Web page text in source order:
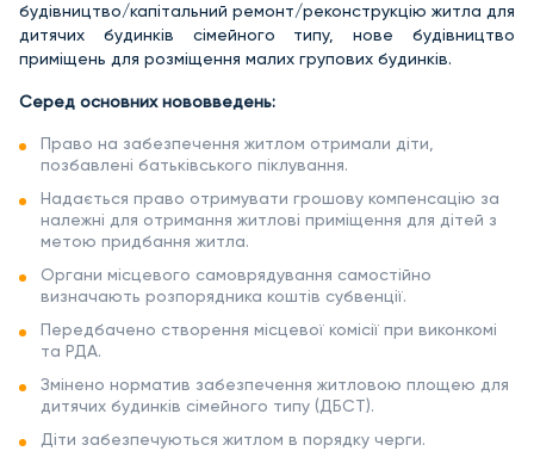
будівництво/капітальний ремонт/реконструкцію житла для
дитячих будинків сімейного типу, нове будівництво
приміщень для розміщення малих групових будинків.
Серед основних нововведень:
Право на забезпечення житлом отримали діти,
позбавлені батьківського піклування.
Надається право отримувати грошову компенсацію за
належні для отримання житлові приміщення для дітей з
метою придбання житла.
Органи місцевого самоврядування самостійно
визначають розпорядника коштів субвенції.
Передбачено створення місцевої комісії при виконкомі
та РДА.
Змінено норматив забезпечення житловою площею для
дитячих будинків сімейного типу (ДБСТ).
Діти забезпечуються житлом в порядку черги.